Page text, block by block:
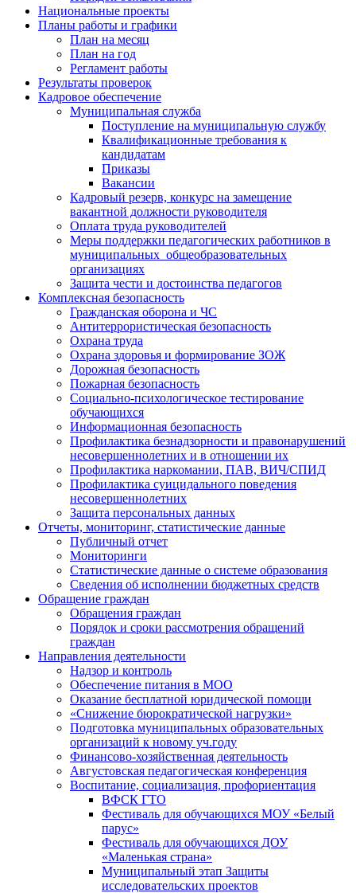
Национальные проекты
Планы работы и графики
План на месяц
План на год
Регламент работы
Результаты проверок
Кадровое обеспечение
Муниципальная служба
Поступление на муниципальную службу
Квалификационные требования к
кандидатам
Приказы
Вакансии
Кадровый резерв, конкурс на замещение
вакантной должности руководителя
Оплата труда руководителей
Меры поддержки педагогических работников в
муниципальных общеобразовательных
организациях
Защита чести и достоинства педагогов
Комплексная безопасность
Гражданская оборона и ЧС
Антитеррористическая безопасность
Охрана труда
Охрана здоровья и формирование ЗОЖ
Дорожная безопасность
Пожарная безопасность
Социально-психологическое тестирование
обучающихся
Информационная безопасность
Профилактика безнадзорности и правонарушений
несовершеннолетних и в отношении их
Профилактика наркомании, ПАВ, ВИЧ/СПИД
Профилактика суицидального поведения
несовершеннолетних
Защита персональных данных
Отчеты, мониторинг, статистические данные
Публичный отчет
Мониторинги
Статистические данные о системе образования
Сведения об исполнении бюджетных средств
Обращение граждан
Обращения граждан
Порядок и сроки рассмотрения обращений
граждан
Направления деятельности
Надзор и контроль
Обеспечение питания в МОО
Оказание бесплатной юридической помощи
«Снижение бюрократической нагрузки»
Подготовка муниципальных образовательных
организаций к новому уч.году
Финансово-хозяйственная деятельность
Августовская педагогическая конференция
Воспитание, социализация, профориентация
ВФСК ГТО
Фестиваль для обучающихся МОУ «Белый
парус»
Фестиваль для обучающихся ДОУ
«Маленькая страна»
Муниципальный этап Защиты
исследовательских проектов